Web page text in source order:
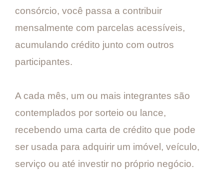
consórcio, você passa a contribuir
mensalmente com parcelas acessíveis,
acumulando crédito junto com outros
participantes.
A cada mês, um ou mais integrantes são
contemplados por sorteio ou lance,
recebendo uma carta de crédito que pode
ser usada para adquirir um imóvel, veículo,
serviço ou até investir no próprio negócio.